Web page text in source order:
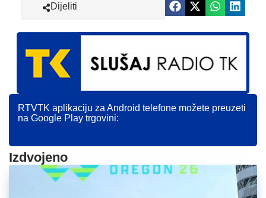
Dijeliti
RTVTK aplikaciju za Android telefone možete preuzeti
na Google Play trgovini:
Izdvojeno